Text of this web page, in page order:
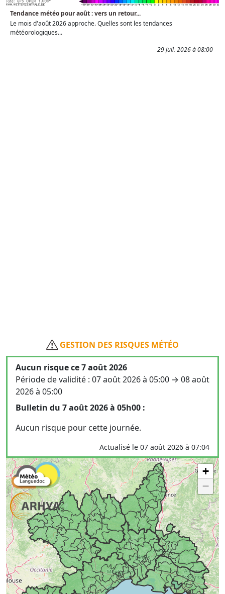
Tendance météo pour août : vers un retour...
Le mois d'août 2026 approche. Quelles sont les tendances
météorologiques...
29 juil. 2026 à 08:00
GESTION DES RISQUES MÉTÉO
Aucun risque ce 7 août 2026
Période de validité : 07 août 2026 à 05:00 → 08 août
2026 à 05:00
Bulletin du 7 août 2026 à 05h00 :
Aucun risque pour cette journée.
Actualisé le 07 août 2026 à 07:04
+
−